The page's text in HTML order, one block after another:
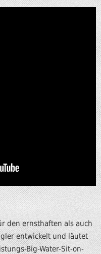
den ernsthaften als auch
entwickelt und läutet
Big-Water-Sit-on-